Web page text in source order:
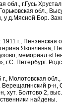
обл., г.Гусь
обл.,
у д.Мясной Бор.
г., Пензенская
Яковлевна,
мемориал
г.С. Петербург.
Молотовская
р-н,
хут. Болтово 2,
найдены.